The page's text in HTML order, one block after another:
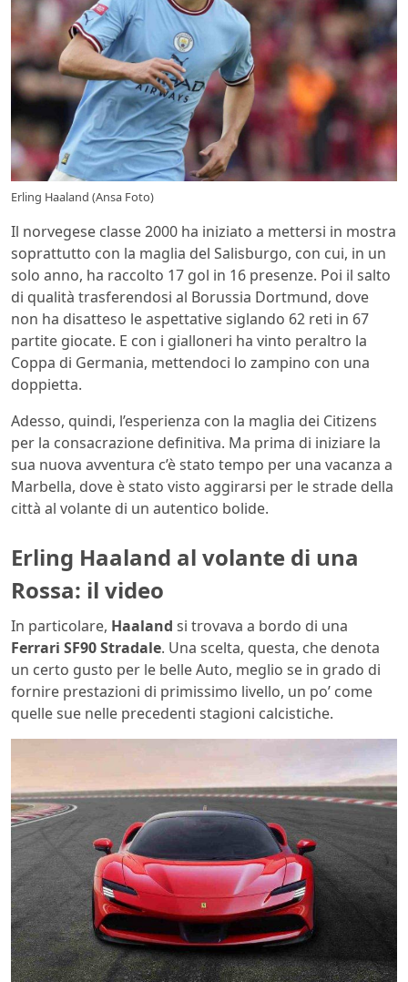
Erling Haaland (Ansa Foto)
Il norvegese classe 2000 ha iniziato a mettersi in mostra
soprattutto con la maglia del Salisburgo, con cui, in un
solo anno, ha raccolto 17 gol in 16 presenze. Poi il salto
di qualità trasferendosi al Borussia Dortmund, dove
non ha disatteso le aspettative siglando 62 reti in 67
partite giocate. E con i gialloneri ha vinto peraltro la
Coppa di Germania, mettendoci lo zampino con una
doppietta.
Adesso, quindi, l’esperienza con la maglia dei Citizens
per la consacrazione definitiva. Ma prima di iniziare la
sua nuova avventura c’è stato tempo per una vacanza a
Marbella, dove è stato visto aggirarsi per le strade della
città al volante di un autentico bolide.
Erling Haaland al volante di una
Rossa: il video
In particolare, Haaland si trovava a bordo di una
Ferrari SF90 Stradale. Una scelta, questa, che denota
un certo gusto per le belle Auto, meglio se in grado di
fornire prestazioni di primissimo livello, un po’ come
quelle sue nelle precedenti stagioni calcistiche.